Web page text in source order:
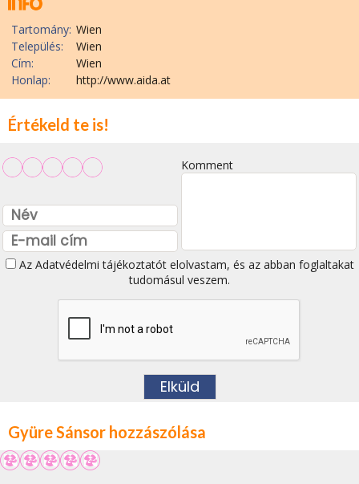
Tartomány: Wien
Település:
Wien
Cím:
Wien
Honlap:
http://www.aida.at
Értékeld te is!
Komment
Az Adatvédelmi tájékoztatótelolvastam, és az abban foglaltakat
tudomásul veszem.
Gyüre Sánsor hozzászólása